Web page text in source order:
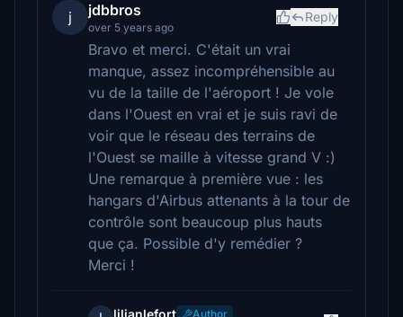
j jdbbros
over 5 years ago
Reply
Bravo et merci. C'était un vrai
manque, assez incompréhensible au
vu de la taille de l'aéroport ! Je vole
dans l'Ouest en vrai et je suis ravi de
voir que le réseau des terrains de
l'Ouest se maille à vitesse grand V :)
Une remarque à première vue : les
hangars d'Airbus attenants à la tour de
contrôle sont beaucoup plus hauts
que ça. Possible d'y remédier ?
Merci !
lilianlefort
Author